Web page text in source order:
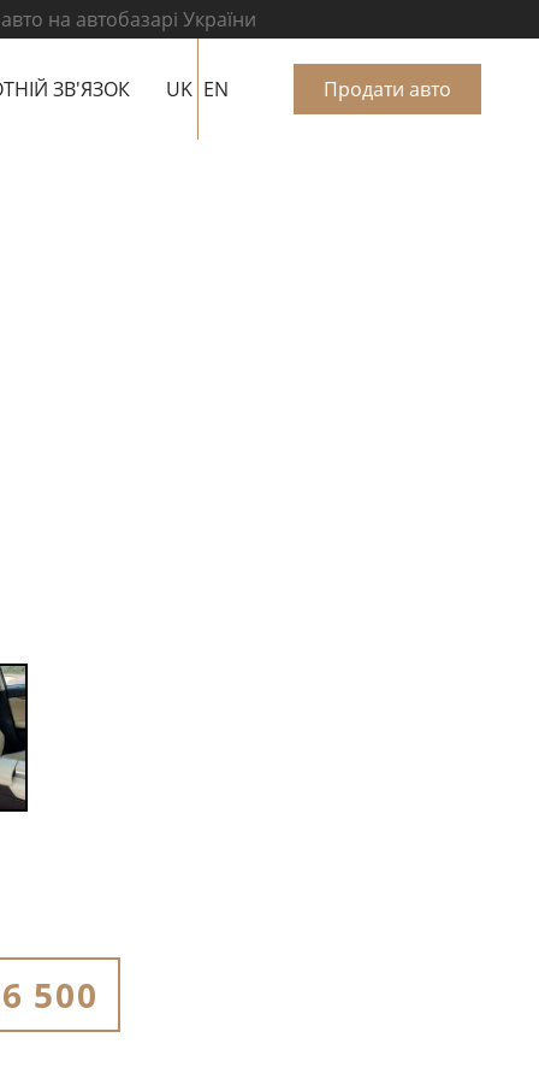
на автобазарі України
ЗВ'ЯЗОК UK EN Продати авто
6 500